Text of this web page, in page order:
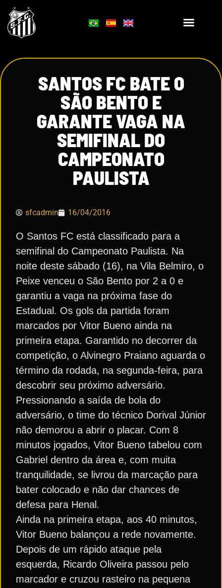
SANTOS FC BATE O
SÃO BENTO E
GARANTE VAGA NA
SEMIFINAL DO
CAMPEONATO
PAULISTA
sfcadmin 16/04/2016
O Santos FC está classificado para a
semifinal do Campeonato Paulista. Na
noite deste sábado (16), na Vila Belmiro, o
Peixe venceu o São Bento por 2 a 0 e
garantiu a vaga na próxima fase do
Estadual. Os gols da partida foram
marcados por Vitor Bueno ainda na
primeira etapa. Garantido no decorrer da
competição, o Alvinegro Praiano aguarda o
término da rodada, na segunda-feira, para
descobrir seu próximo adversário.
Pressionando a saída de bola do
adversário, o time do técnico Dorival Júnior
não demorou a abrir o placar. Com 8
minutos jogados, Vitor Bueno tabelou com
Gabriel dentro da área e, com muita
tranquilidade, se livrou da marcação para
bater colocado e não dar chances de
defesa para Henal.
Ainda na primeira etapa, aos 40 minutos,
Vitor Bueno balançou a rede novamente.
Depois de um rápido ataque pela
esquerda, Ricardo Oliveira passou pelo
marcador e cruzou rasteiro na pequena